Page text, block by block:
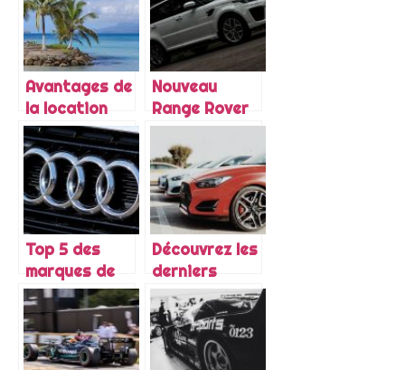
Avantages de
la location
d’une voiture
pour vos
vacances en
Guadeloupe
Nouveau
Range Rover
Velar Auric :
une edition
speciale
signee Land
Rover
Top 5 des
marques de
voitures les
plus celebres
du marche
Découvrez les
derniers
modèles de
chez Hyundai